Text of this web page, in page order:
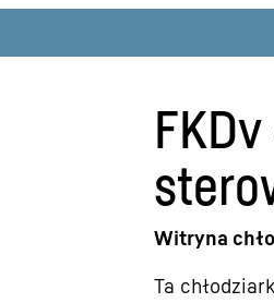
Witryna
Ta